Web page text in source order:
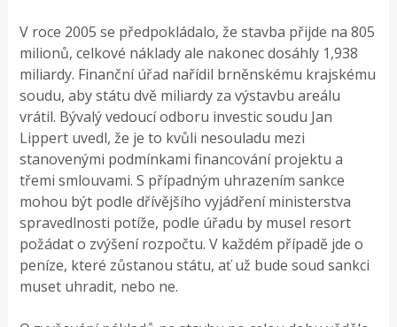
V roce 2005 se předpokládalo, že stavba přijde na 805
milionů, celkové náklady ale nakonec dosáhly 1,938
miliardy. Finanční úřad nařídil brněnskému krajskému
soudu, aby státu dvě miliardy za výstavbu areálu
vrátil. Bývalý vedoucí odboru investic soudu Jan
Lippert uvedl, že je to kvůli nesouladu mezi
stanovenými podmínkami financování projektu a
třemi smlouvami. S případným uhrazením sankce
mohou být podle dřívějšího vyjádření ministerstva
spravedlnosti potíže, podle úřadu by musel resort
požádat o zvýšení rozpočtu. V každém případě jde o
peníze, které zůstanou státu, ať už bude soud sankci
muset uhradit, nebo ne.